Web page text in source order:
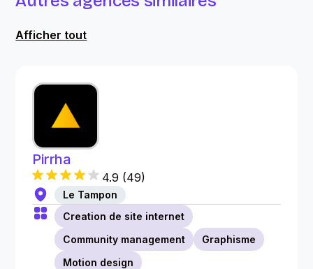
Afficher tout
Pirrha
4.9 (49)
Le Tampon
Creation de site internet
Community management
Graphisme
Motion design